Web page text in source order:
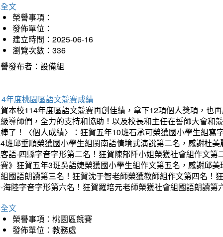
文
榮譽事項：
發佈單位：
建立時間：2025-06-16
瀏覽次數：336
發布者：設備組
年度桃園區語文競賽成績
本校114年度區語文競賽再創佳績，拿下12項個人獎項，也
導師們，全力的支持和協助！以及校長和主任在誓師大會和
了！〈個人成績〉：狂賀五年10班石承可榮獲國小學生組
班邱垂順榮獲國小學生組閩南語情境式演說第二名，感謝杜
語-四縣字音字形第二名！狂賀陳郁阡小姐榮獲社會組作文
》狂賀五年3班吳語婕榮獲國小學生組作文第五名，感謝邱
國語朗讀第三名！狂賀沈于智老師榮獲教師組作文第四名！
海陸字音字形第六名！狂賀羅培元老師榮獲社會組國語朗讀
文
榮譽事項：桃園區競賽
發佈單位：教務處